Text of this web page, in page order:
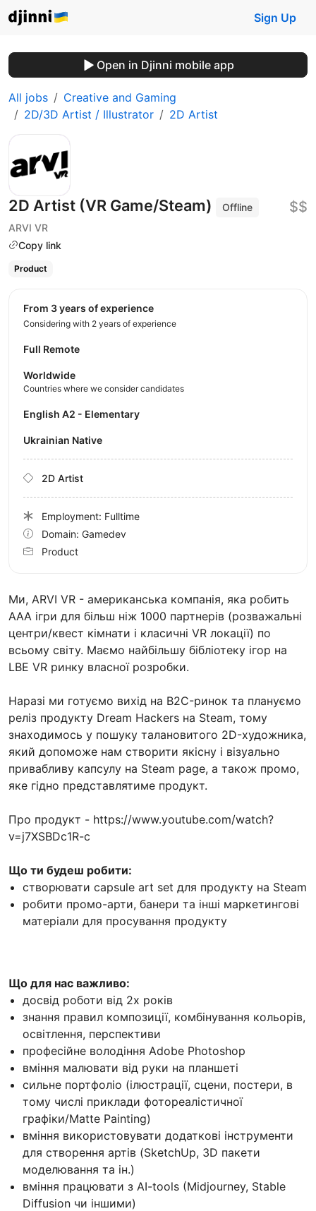
Sign Up
Open in Djinni mobile app
All jobs
Creative and Gaming
2D/3D Artist / Illustrator
2D Artist
2D Artist (VR Game/Steam)
Offline
ARVI VR
Copy link
$$
Product
Ми, ARVI VR - американська компанія, яка робить
AAA ігри для більш ніж 1000 партнерів (розважальні
центри/квест кімнати і класичні VR локації) по
всьому світу. Маємо найбільшу бібліотеку ігор на
LBE VR ринку власної розробки.
Наразі ми готуємо вихід на B2C-ринок та плануємо
реліз продукту Dream Hackers на Steam, тому
знаходимось у пошуку талановитого 2D-художника,
який допоможе нам створити якісну і візуально
привабливу капсулу на Steam page, а також промо,
яке гідно представлятиме продукт.
Про продукт - https://www.youtube.com/watch?
v=j7XSBDc1R-c
Що ти будеш робити:
створювати capsule art set для продукту на Steam
робити промо-арти, банери та інші маркетингові
матеріали для просування продукту
Що для нас важливо:
досвід роботи від 2х років
знання правил композиції, комбінування кольорів,
освітлення, перспективи
професійне володіння Adobe Photoshop
вміння малювати від руки на планшеті
сильне портфоліо (ілюстрації, сцени, постери, в
тому числі приклади фотореалістичної
графіки/Matte Painting)
вміння використовувати додаткові інструменти
для створення артів (SketchUp, 3D пакети
моделювання та ін.)
вміння працювати з AI-tools (Midjourney, Stable
Diffusion чи іншими)
from 3 years of experience
Considering with 2 years of experience
Full Remote
Worldwide
Countries where we consider candidates
English A2 - Elementary
Ukrainian Native
2D Artist
Employment: Fulltime
Domain: Gamedev
Product